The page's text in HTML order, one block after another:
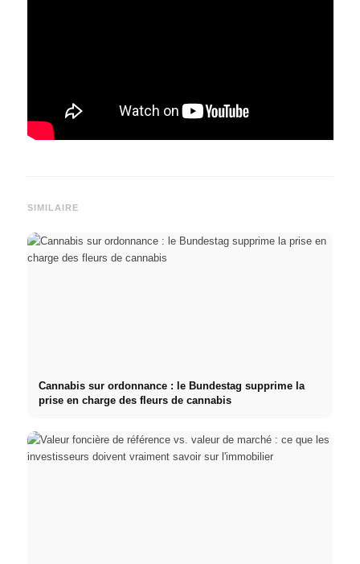
SIMILAIRE
Cannabis sur ordonnance : le Bundestag supprime la
prise en charge des fleurs de cannabis